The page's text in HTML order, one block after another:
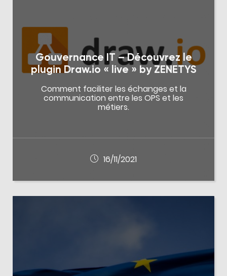
Gouvernance IT – Découvrez le
plugin Draw.io « live » by ZENETYS
Comment faciliter les échanges et la
communication entre les OPS et les
métiers.
16/11/2021